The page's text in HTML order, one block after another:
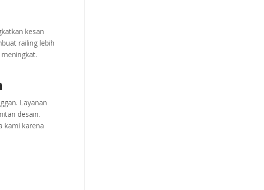
kesan
railing lebih
Layanan
desain.
kami karena